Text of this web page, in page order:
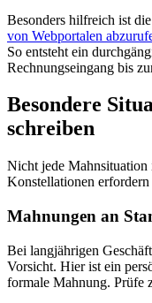
Besonders hilfreich ist
von Webportalen
So entsteht ein
Rechnungseingang bis
Besondere
schreiben
Nicht jede Mahnsituation
Konstellationen
Mahnungen an
Bei langjährigen
Vorsicht. Hier ist ein
formale Mahnung. Prüfe